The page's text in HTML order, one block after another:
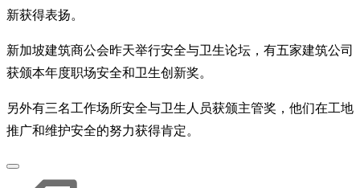
新获得表扬。
新加坡建筑商公会昨天举行安全与卫生论坛，有五家建筑公司
获颁本年度职场安全和卫生创新奖。
另外有三名工作场所安全与卫生人员获颁主管奖，他们在工地
推广和维护安全的努力获得肯定。